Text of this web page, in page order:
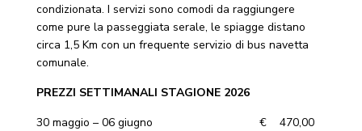
condizionata. I servizi sono comodi da raggiungere
come pure la passeggiata serale, le spiagge distano
circa 1,5 Km con un frequente servizio di bus navetta
comunale.
PREZZI SETTIMANALI STAGIONE 2026
30 maggio – 06 giugno € 470,00